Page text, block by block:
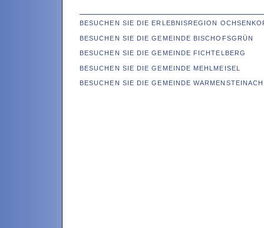
BESUCHEN SIE DIE ERLEBNISREGION
BESUCHEN SIE DIE GEMEINDE BISCHOFSGRÜN
BESUCHEN SIE DIE GEMEINDE FICHTELBERG
BESUCHEN SIE DIE GEMEINDE MEHLMEISEL
BESUCHEN SIE DIE GEMEINDE WARMENSTEINACH